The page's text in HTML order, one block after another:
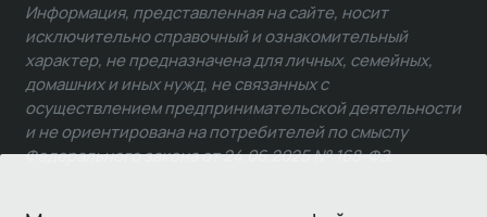
Информация, представленная на сайте, носит
исключительно справочный и ознакомительный
характер, не предназначена для личных, семейных,
домашних и иных нужд, не связанных с
осуществлением предпринимательской деятельности
и не ориентирована на потребителей по смыслу
Федерального закона от 24.06.2025 № 168-ФЗ.